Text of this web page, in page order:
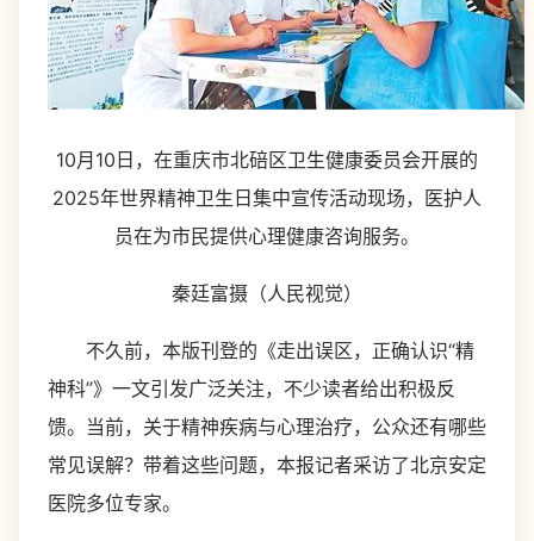
10月10日，在重庆市北碚区卫生健康委员会开展的
2025年世界精神卫生日集中宣传活动现场，医护人
员在为市民提供心理健康咨询服务。
秦廷富摄（人民视觉）
不久前，本版刊登的《走出误区，正确认识“精
神科”》一文引发广泛关注，不少读者给出积极反
馈。当前，关于精神疾病与心理治疗，公众还有哪些
常见误解？带着这些问题，本报记者采访了北京安定
医院多位专家。